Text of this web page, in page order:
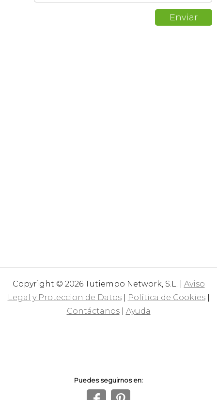
Copyright © 2026 Tutiempo Network, S.L. | Aviso
Legal y Proteccion de Datos| Política de Cookies|
Contáctanos| Ayuda
Puedes seguirnos en: